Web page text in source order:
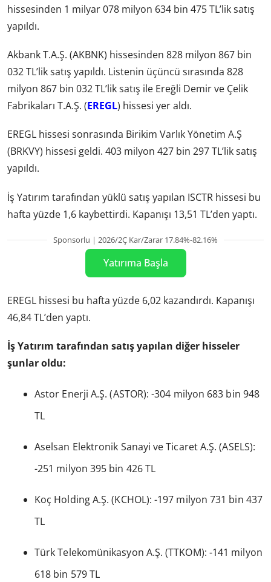
hissesinden 1 milyar 078 milyon 634 bin 475 TL’lik satış
yapıldı.
Akbank T.A.Ş. (AKBNK) hissesinden 828 milyon 867 bin
032 TL’lik satış yapıldı. Listenin üçüncü sırasında 828
milyon 867 bin 032 TL’lik satış ile Ereğli Demir ve Çelik
Fabrikaları T.A.Ş. (EREGL) hissesi yer aldı.
EREGL hissesi sonrasında Birikim Varlık Yönetim A.Ş
(BRKVY) hissesi geldi. 403 milyon 427 bin 297 TL’lik satış
yapıldı.
İş Yatırım tarafından yüklü satış yapılan ISCTR hissesi bu
hafta yüzde 1,6 kaybettirdi. Kapanışı 13,51 TL’den yaptı.
Sponsorlu | 2026/2Ç Kar/Zarar 17.84%-82.16%
Yatırıma Başla
EREGL hissesi bu hafta yüzde 6,02 kazandırdı. Kapanışı
46,84 TL’den yaptı.
İş Yatırım tarafından satış yapılan diğer hisseler
şunlar oldu:
Astor Enerji A.Ş. (ASTOR): -304 milyon 683 bin 948
TL
Aselsan Elektronik Sanayi ve Ticaret A.Ş. (ASELS):
-251 milyon 395 bin 426 TL
Koç Holding A.Ş. (KCHOL): -197 milyon 731 bin 437
TL
Türk Telekomünikasyon A.Ş. (TTKOM): -141 milyon
618 bin 579 TL